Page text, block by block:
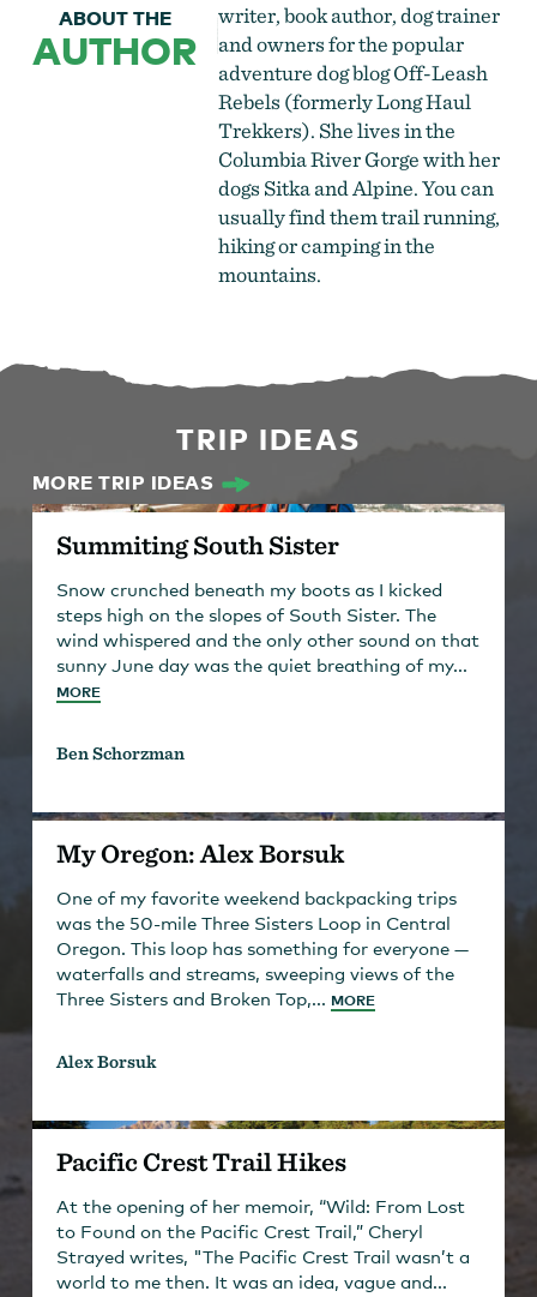
ABOUT THE
AUTHOR
writer, book author, dog trainer
and owners for the popular
adventure dog blog Off-Leash
Rebels (formerly Long Haul
Trekkers). She lives in the
Columbia River Gorge with her
dogs Sitka and Alpine. You can
usually find them trail running,
hiking or camping in the
mountains.
TRIP IDEAS
MORE TRIP IDEAS
Summiting South Sister
Snow crunched beneath my boots as I kicked
steps high on the slopes of South Sister. The
wind whispered and the only other sound on that
sunny June day was the quiet breathing of my...
MORE
Ben Schorzman
My Oregon: Alex Borsuk
One of my favorite weekend backpacking trips
was the 50-mile Three Sisters Loop in Central
Oregon. This loop has something for everyone —
waterfalls and streams, sweeping views of the
Three Sisters and Broken Top,... MORE
Alex Borsuk
Pacific Crest Trail Hikes
At the opening of her memoir, “Wild: From Lost
to Found on the Pacific Crest Trail,” Cheryl
Strayed writes, "The Pacific Crest Trail wasn’t a
world to me then. It was an idea, vague and...